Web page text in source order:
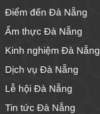
Điểm đến Đà Nẵng
Ẩm thực Đà Nẵng
Kinh nghiệm Đà Nẵng
Dịch vụ Đà Nẵng
Lễ hội Đà Nẵng
Tin tức Đà Nẵng